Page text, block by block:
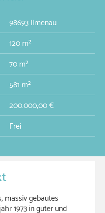
98693 Ilmenau
120 m²
70 m²
581 m²
200.000,00 €
Frei
massiv gebautes
1973 in guter und